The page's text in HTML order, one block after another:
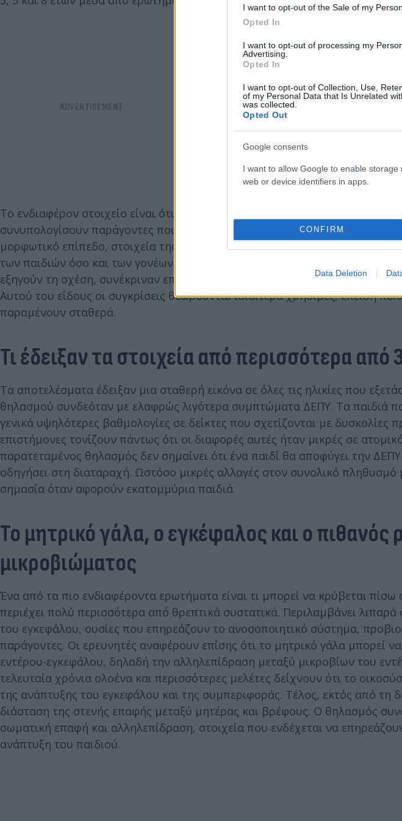
I want to opt-out of the Sale of my
Opted In
I want to opt-out of processing my
Advertising.
Opted In
I want to opt-out of Collection, Use,
of my Personal Data that Is Unrelated
was collected.
Opted Out
Google consents
I want to allow Google to enable
web or device identifiers in apps.
CONFIRM
Data Deletion
Το ενδιαφέρον στοιχείο είναι ότι οι επιστήμονες δεν περιορίστηκαν σε
συνυπολογίσουν παράγοντες που θα μπορούσαν να επηρεάσουν τα
μορφωτικό επίπεδο, στοιχεία της εγκυμοσύνης και του τοκετού, αλλά και
των παιδιών όσο και των γονέων. Για να εξετάσουν ακόμη περισσότερο το
εξηγούν τη σχέση, συνέκριναν επίσης αδέλφια από τις ίδιες οικογένειες
Αυτού του είδους οι συγκρίσεις θεωρούνται ιδιαίτερα χρήσιμες, επειδή
παραμένουν σταθερά.
Τι έδειξαν τα στοιχεία από περισσότερα από
Τα αποτελέσματα έδειξαν μια σταθερή εικόνα σε όλες τις ηλικίες που
θηλασμού συνδεόταν με ελαφρώς λιγότερα συμπτώματα ΔΕΠΥ. Τα παιδιά
γενικά υψηλότερες βαθμολογίες σε δείκτες που σχετίζονται με δυσκολίες
επιστήμονες τονίζουν πάντως ότι οι διαφορές αυτές ήταν μικρές σε
παρατεταμένος θηλασμός δεν σημαίνει ότι ένα παιδί θα αποφύγει την
οδηγήσει στη διαταραχή. Ωστόσο μικρές αλλαγές στον συνολικό
σημασία όταν αφορούν εκατομμύρια παιδιά.
Το μητρικό γάλα, ο εγκέφαλος και ο πιθανός
μικροβιώματος
Ένα από τα πιο ενδιαφέροντα ερωτήματα είναι τι μπορεί να κρύβεται
περιέχει πολύ περισσότερα από θρεπτικά συστατικά. Περιλαμβάνει
του εγκεφάλου, ουσίες που επηρεάζουν το ανοσοποιητικό σύστημα,
παράγοντες. Οι ερευνητές αναφέρουν επίσης ότι το μητρικό γάλα μπορεί
εντέρου-εγκεφάλου, δηλαδή την αλληλεπίδραση μεταξύ μικροβίων του
τελευταία χρόνια ολοένα και περισσότερες μελέτες δείχνουν ότι το
της ανάπτυξης του εγκεφάλου και της συμπεριφοράς. Τέλος, εκτός από τη
διάσταση της στενής επαφής μεταξύ μητέρας και βρέφους. Ο θηλασμός
σωματική επαφή και αλληλεπίδραση, στοιχεία που ενδέχεται να
ανάπτυξη του παιδιού.